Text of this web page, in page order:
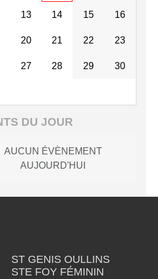
13 14 15 16
20 21 22 23
27 28 29 30
DU JOUR
AUCUN ÉVÈNEMENT
AUJOURD'HUI
ST GENIS OULLINS
STE FOY FÉMININ